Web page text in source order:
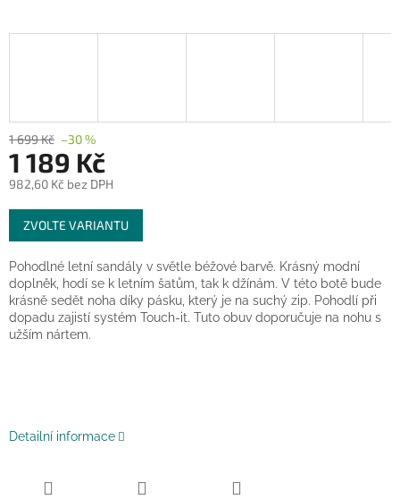
1 699 Kč –30 %
1 189 Kč
982,60 Kč bez DPH
Měrná
cena:
ZVOLTE VARIANTU
Pohodlné letní sandály v světle béžové barvě. Krásný modní
doplněk, hodí se k letním šatům, tak k džínám. V této botě bude
krásně sedět noha díky pásku, který je na suchý zip. Pohodlí při
dopadu zajistí systém Touch-it. Tuto obuv doporučuje na nohu s
užším nártem.
Detailní informace